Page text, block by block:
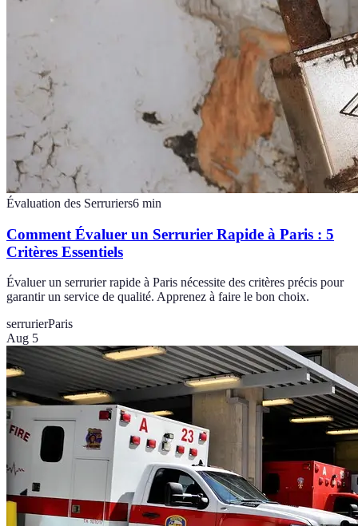
Évaluation des Serruriers6 min
Comment Évaluer un Serrurier Rapide à Paris : 5
Critères Essentiels
Évaluer un serrurier rapide à Paris nécessite des critères précis pour
garantir un service de qualité. Apprenez à faire le bon choix.
serrurierParis
Aug 5